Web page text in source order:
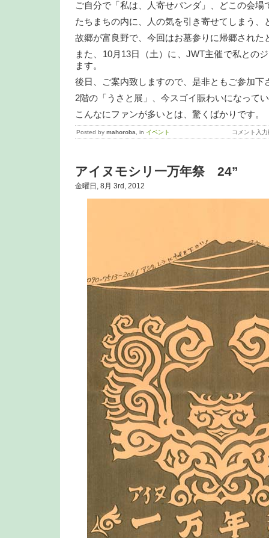
ご自分で「私は、人寄せパンダ」、どこの会場
たちまちの内に、人の気を引き寄せてしまう、
故郷が富良野で、今回はお墓参りに帰郷された
また、10月13日（土）に、JWT主催で私との
ます。
後日、ご案内致しますので、是非ともご参加下
2階の「うさと展」、今スゴイ賑わいになって
こんなにファンが多いとは、驚くばかりです。
Posted by mahoroba , in イベント コメント入力
アイヌモシリ一万年祭 24”
金曜日, 8月 3rd, 2012